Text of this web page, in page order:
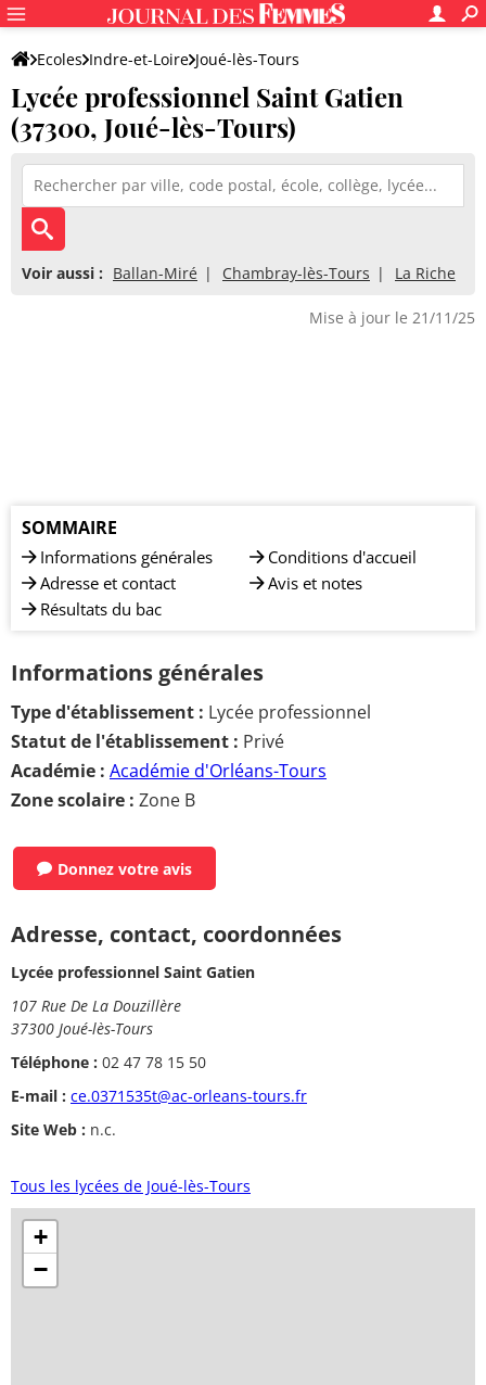
Ecoles Indre-et-Loire Joué-lès-Tours
Lycée professionnel Saint Gatien
Lycée professionnel Saint Gatien
(37300, Joué-lès-Tours)
Voir aussi : Ballan-Miré Chambray-lès-Tours La Riche
Mise à jour le 21/11/25
SOMMAIRE
Informations générales
Adresse et contact
Résultats du bac
Conditions d'accueil
Avis et notes
Informations générales
Type d'établissement : Lycée professionnel
Statut de l'établissement : Privé
Académie : Académie d'Orléans-Tours
Zone scolaire : Zone B
Donnez votre avis
Adresse, contact, coordonnées
Lycée professionnel Saint Gatien
107 Rue De La Douzillère
37300 Joué-lès-Tours
Téléphone : 02 47 78 15 50
E-mail : ce.0371535t@ac-orleans-tours.fr
Site Web : n.c.
Tous les lycées de Joué-lès-Tours
+
−